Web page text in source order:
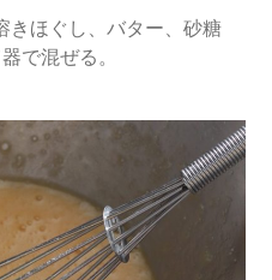
きほぐし、バター、砂糖
で混ぜる。